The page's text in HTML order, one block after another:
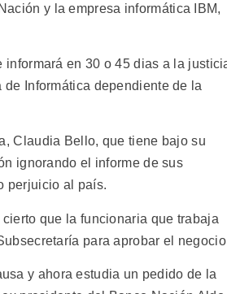
y la empresa informática IBM,
en 30 o 45 dias a la
Informática dependiente de la
Claudia Bello, que tiene bajo su
ignorando el informe de sus
perjuicio al país.
que la funcionaria que trabaja
para aprobar el
y ahora estudia un pedido de la